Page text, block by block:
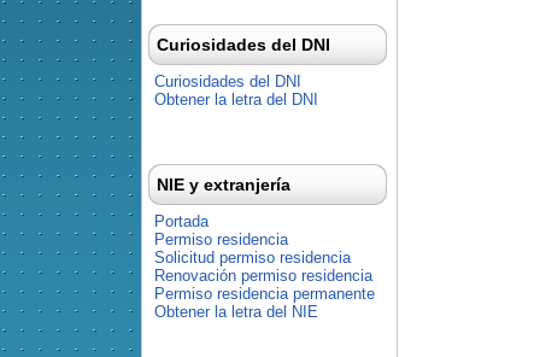
Curiosidades del DNI
Curiosidades del DNI
Obtener la letra del DNI
NIE y extranjería
Portada
Permiso residencia
Solicitud permiso residencia
Renovación permiso residencia
Permiso residencia permanente
Obtener la letra del NIE